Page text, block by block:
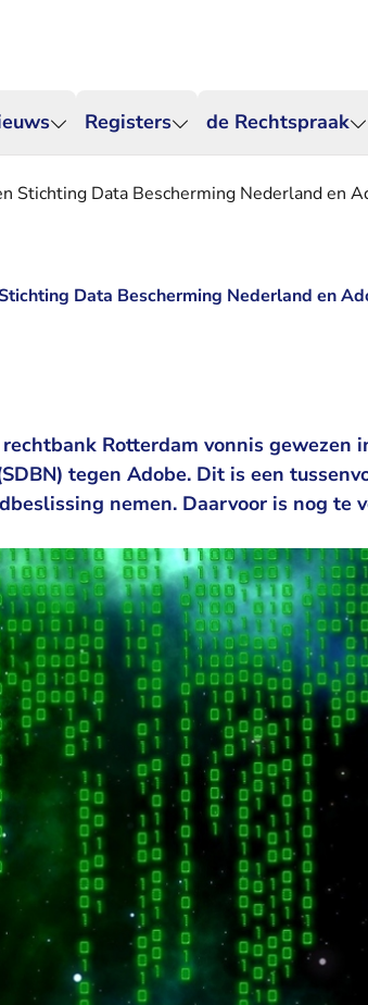
Registers de Rechtspraak
Stichting Data Bescherming Nederland en
Data Bescherming Nederland en
Rotterdam vonnis gewezen
tegen Adobe. Dit is een
nemen. Daarvoor is nog te